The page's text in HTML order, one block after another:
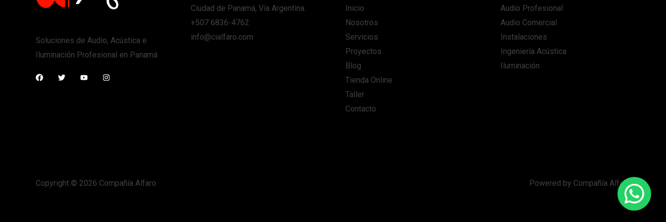
Soluciones de Audio, Acústica e
Iluminación Profesional en Panamá
Ciudad de Panamá, Vía Argentina.
+507 6836-4762
info@cialfaro.com
Inicio
Nosotros
Servicios
Proyectos
Blog
Tienda Online
Taller
Contacto
Audio Profesional
Audio Comercial
Instalaciones
Ingeniería Acústica
Iluminación
Copyright © 2026 Compañía Alfaro Powered by Compañía Alfaro